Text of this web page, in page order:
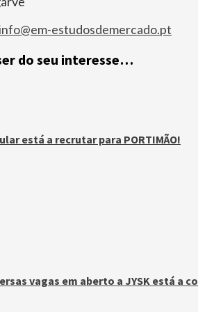
estudosdemercado.pt
do seu interesse…
está a recrutar para PORTIMÃO!
vagas em aberto a JYSK está a